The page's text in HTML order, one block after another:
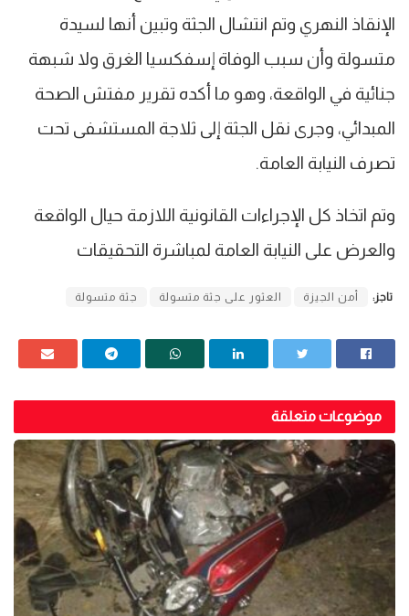
الإنقاذ النهري وتم انتشال الجثة وتبين أنها لسيدة
متسولة وأن سبب الوفاة إسفكسيا الغرق ولا شبهة
جنائية في الواقعة، وهو ما أكده تقرير مفتش الصحة
المبدائي، وجرى نقل الجثة إلى ثلاجة المستشفى تحت
تصرف النيابة العامة.
وتم اتخاذ كل الإجراءات القانونية اللازمة حيال الواقعة
والعرض على النيابة العامة لمباشرة التحقيقات
تاجز: أمن الجيزة العثور على جثة متسولة جثة متسولة
موضوعات متعلقة